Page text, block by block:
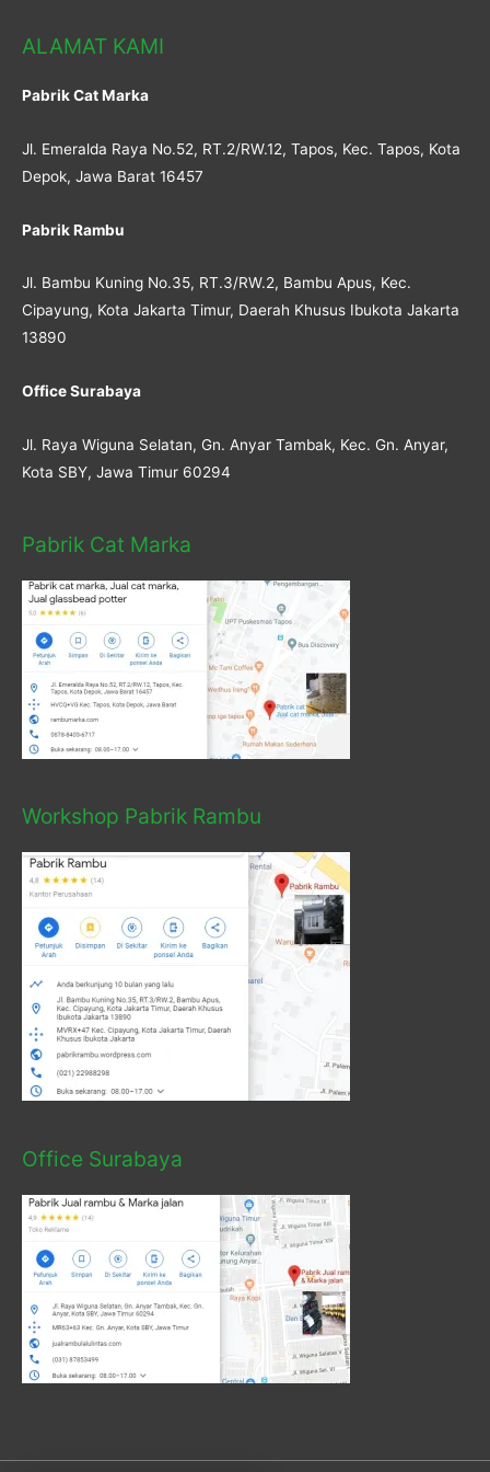
ALAMAT KAMI
Pabrik Cat Marka
Jl. Emeralda Raya No.52, RT.2/RW.12, Tapos, Kec. Tapos, Kota
Depok, Jawa Barat 16457
Pabrik Rambu
Jl. Bambu Kuning No.35, RT.3/RW.2, Bambu Apus, Kec.
Cipayung, Kota Jakarta Timur, Daerah Khusus Ibukota Jakarta
13890
Office Surabaya
Jl. Raya Wiguna Selatan, Gn. Anyar Tambak, Kec. Gn. Anyar,
Kota SBY, Jawa Timur 60294
Pabrik Cat Marka
Workshop Pabrik Rambu
Office Surabaya